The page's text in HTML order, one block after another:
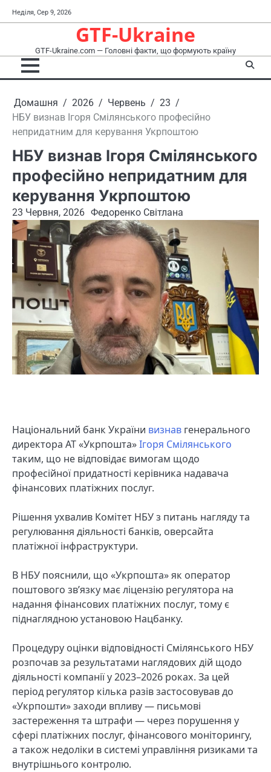
до
Неділя, Сер 9, 2026
GTF-Ukraine
GTF-Ukraine.com — Головні факти, що формують країну
Домашня 2026 Червень
23
НБУ визнав Ігоря Смілянського професійно
непридатним для керування Укрпоштою
НБУ визнав Ігоря Смілянського
професійно непридатним для
керування Укрпоштою
23 Червня, 2026 Федоренко Світлана
Національний банк України визнав генерального
директора АТ «Укрпошта»Ігоря Смілянського
таким, що не відповідає вимогам щодо
професійної придатності керівника надавача
фінансових платіжних послуг.
Рішення ухвалив Комітет НБУ з питань нагляду та
регулювання діяльності банків, оверсайта
платіжної інфраструктури.
В НБУ пояснили, що «Укрпошта» як оператор
поштового зв’язку має ліцензію регулятора на
надання фінансових платіжних послуг, тому є
піднаглядною установою Нацбанку.
Процедуру оцінки відповідності Смілянського НБУ
розпочав за результатами наглядових дій щодо
діяльності компанії у 2023–2026 роках. За цей
період регулятор кілька разів застосовував до
«Укрпошти» заходи впливу — письмові
застереження та штрафи — через порушення у
сфері платіжних послуг, фінансового моніторингу,
а також недоліки в системі управління ризиками та
внутрішнього контролю.